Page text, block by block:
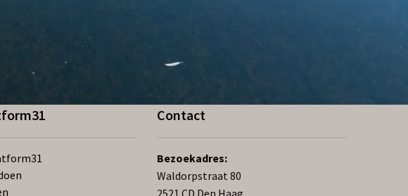
Contact
Bezoekadres:
Waldorpstraat 80